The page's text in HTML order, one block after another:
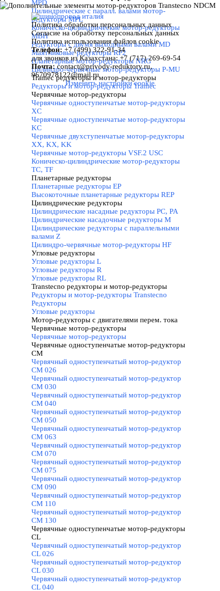
MPD
Цилиндрические с паралл. валами мотор-
редукторы MPL
Коническо-цилиндрические мотор-редукторы
MBH
Редукторы с двумя выходными валами MD
Маятниковые редукторы RP2
Планетарные мотор-редукторы NRG
Цилиндро-червячные мотор-редукторы P-MU
Tramec редукторы и мотор-редукторы
Редукторы и мотор-редукторы Tramec
Червячные мотор-редукторы
Червячные одноступенчатые мотор-редукторы
XC
Червячные одноступенчатые мотор-редукторы
KC
Червячные двухступенчатые мотор-редукторы
XX, KX, KK
Червячные мотор-редукторы VSF.2 USC
Коническо-цилиндрические мотор-редукторы
TC, TF
Планетарные редукторы
Планетарные редукторы EP
Высокоточные планетарные редукторы REP
Цилиндрические редукторы
Цилиндрические насадные редукторы PC, PA
Цилиндрические насадочные редукторы M
Цилиндрические редукторы с параллельными
валами Z
Цилиндро-червячные мотор-редукторы HF
Угловые редукторы
Угловые редукторы L
Угловые редукторы R
Угловые редукторы RL
Transtecno редукторы и мотор-редукторы
Редукторы и мотор-редукторы Transtecno
Редукторы
Угловые редукторы
Мотор-редукторы с двигателями перем. тока
Червячные мотор-редукторы
Червячные мотор-редукторы
Червячные одноступенчатые мотор-редукторы
CM
Червячный одноступенчатый мотор-редуктор
CM 026
Червячный одноступенчатый мотор-редуктор
CM 030
Червячный одноступенчатый мотор-редуктор
CM 040
Червячный одноступенчатый мотор-редуктор
CM 050
Червячный одноступенчатый мотор-редуктор
CM 063
Червячный одноступенчатый мотор-редуктор
CM 070
Червячный одноступенчатый мотор-редуктор
CM 075
Червячный одноступенчатый мотор-редуктор
CM 090
Червячный одноступенчатый мотор-редуктор
CM 110
Червячный одноступенчатый мотор-редуктор
CM 130
Червячные одноступенчатые мотор-редукторы
CL
Червячный одноступенчатый мотор-редуктор
CL 026
Червячный одноступенчатый мотор-редуктор
CL 030
Червячный одноступенчатый мотор-редуктор
CL 040
Политика обработки персональных данных
Согласие на обработку персональных данных
Политика использования файлов cookie
Телефон: +7 (499) 322-91-34
для звонков из Казахстана: +7 (717) 269-69-54
Почта: contact@privody-reduktory.ru,
9670978122@mail.ru
Изменить настройки cookie
Назад к содержимому